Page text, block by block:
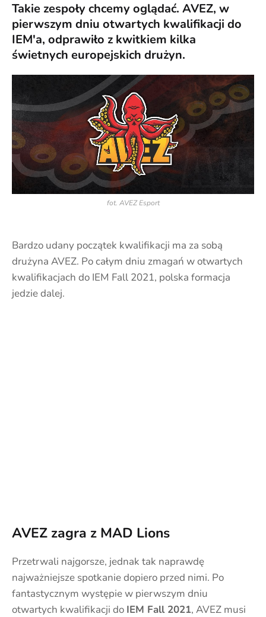
Takie zespoły chcemy oglądać. AVEZ, w
pierwszym dniu otwartych kwalifikacji do
IEM'a, odprawiło z kwitkiem kilka
świetnych europejskich drużyn.
fot. AVEZ Esport
Bardzo udany początek kwalifikacji ma za sobą
drużyna AVEZ. Po całym dniu zmagań w otwartych
kwalifikacjach do IEM Fall 2021, polska formacja
jedzie dalej.
AVEZ zagra z MAD Lions
Przetrwali najgorsze, jednak tak naprawdę
najważniejsze spotkanie dopiero przed nimi. Po
fantastycznym występie w pierwszym dniu
otwartych kwalifikacji do IEM Fall 2021, AVEZ musi